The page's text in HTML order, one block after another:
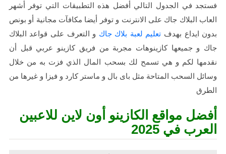
فستجد في الجدول التالي أفضل هذه التطبيقات التي توفر أشهر
العاب البلاك جاك على الانترنت و توفر أيضا مكافآت مجانية أو بونص
بدون ايداع بهدف تعليم لعبة بلاك جاك و التعرف على قواعد البلاك
جاك و جميعها كازينوهات مجربة من فريق كازينو عربي قبل أن
نقدمها لكم و هي تسمح لك بسحب المال الذي فزت به من خلال
وسائل السحب المتاحة مثل باى بال و ماستر كارد و فيزا و غيرها من
الطرق
أفضل مواقع الكازينو أون لاين للاعبين
العرب في 2025